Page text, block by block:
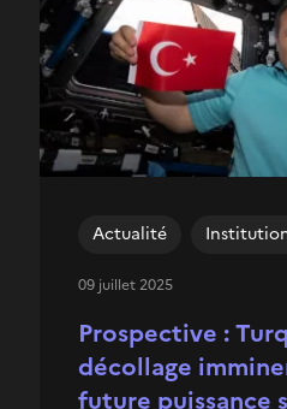
Prospective :
décollage
future puissance
Actualité
09 juillet 2025